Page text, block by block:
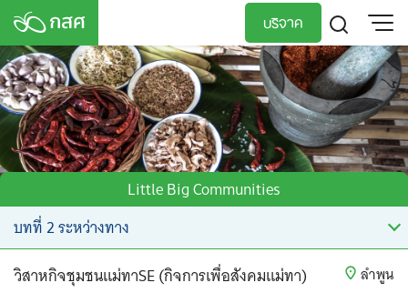
Skip
content
บริจาค
TH
EN
Little Big Communities
วิสาหกิจชุมชนแม่ทาSE (กิจการเพื่อสังคมแม่ทา) ลำพูน